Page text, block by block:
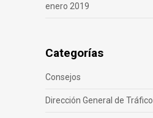
enero 2019
Categorías
Consejos
Dirección General de Tráfico